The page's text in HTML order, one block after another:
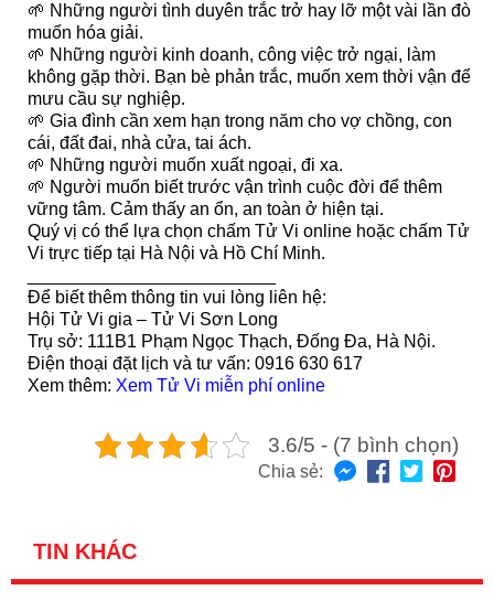
🌱 Những người tình duyên trắc trở hay lỡ một vài lần đò
muốn hóa giải.
🌱 Những người kinh doanh, công việc trở ngại, làm
không gặp thời. Bạn bè phản trắc, muốn xem thời vận để
mưu cầu sự nghiệp.
🌱 Gia đình cần xem hạn trong năm cho vợ chồng, con
cái, đất đai, nhà cửa, tai ách.
🌱 Những người muốn xuất ngoại, đi xa.
🌱 Người muốn biết trước vận trình cuộc đời để thêm
vững tâm. Cảm thấy an ổn, an toàn ở hiện tại.
Quý vị có thể lựa chọn chấm Tử Vi online hoặc chấm Tử
Vi trực tiếp tại Hà Nội và Hồ Chí Minh.
Để biết thêm thông tin vui lòng liên hệ:
Hội Tử Vi gia – Tử Vi Sơn Long
Trụ sở: 111B1 Phạm Ngọc Thạch, Đống Đa, Hà Nội.
Điện thoại đặt lịch và tư vấn: 0916 630 617
Xem thêm: Xem Tử Vi miễn phí online
3.6/5 - (7 bình chọn)
Chia sẻ:
TIN KHÁC